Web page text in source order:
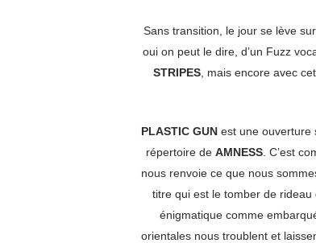
Sans transition, le jour se lève
oui on peut le dire, d’un Fuzz
STRIPES, mais encore avec
PLASTIC GUN est une ouverture
répertoire de AMNESS. C’est
nous renvoie ce que nous
titre qui est le tomber de
énigmatique comme
orientales nous troublent et